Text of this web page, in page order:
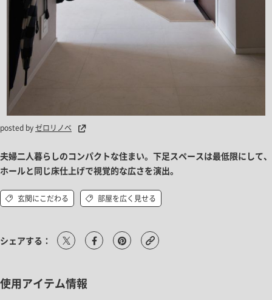
posted byゼロリノベ
夫婦二人暮らしのコンパクトな住まい。下足スペースは最低限にして、
ホールと同じ床仕上げで視覚的な広さを演出。
玄関にこだわる 部屋を広く見せる
シェアする：
使用アイテム情報